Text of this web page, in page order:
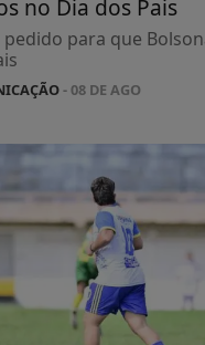
no Dia dos Pais
para que
- 08 DE AGO